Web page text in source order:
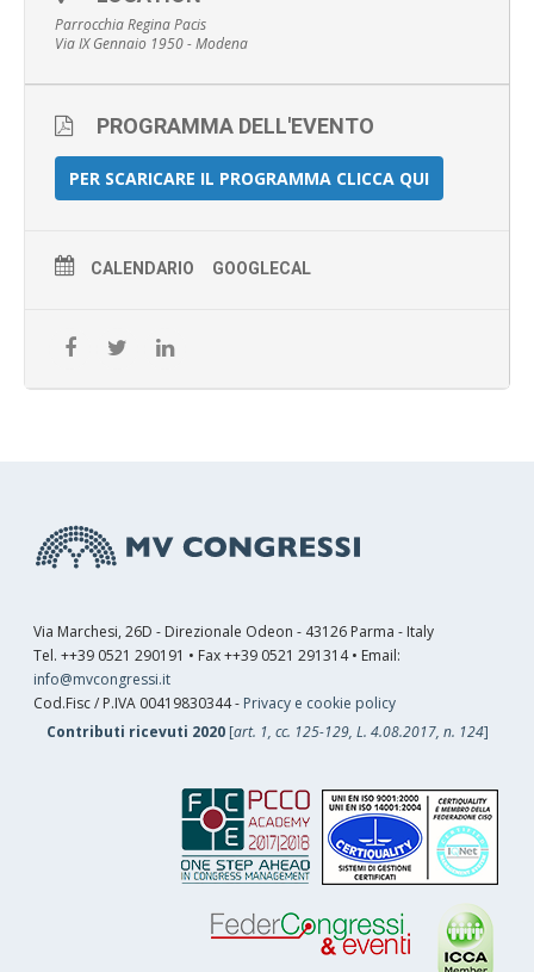
Parrocchia Regina Pacis
Via IX Gennaio 1950 - Modena
PROGRAMMA DELL'EVENTO
PER SCARICARE IL PROGRAMMA CLICCA QUI
CALENDARIO GOOGLECAL
Via Marchesi, 26D - Direzionale Odeon - 43126 Parma - Italy
Tel. ++39 0521 290191 • Fax ++39 0521 291314 • Email:
info@mvcongressi.it
Cod.Fisc / P.IVA 00419830344 - Privacy e cookie policy
Contributi ricevuti 2020[art. 1, cc. 125-129, L. 4.08.2017, n. 124]